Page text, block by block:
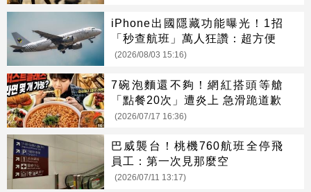
iPhone出國隱藏功能曝光！1招
「秒查航班」萬人狂讚：超方便
(2026/08/03 15:16)
7碗泡麵還不夠！網紅搭頭等艙
「點餐20次」遭炎上 急滑跪道歉
(2026/07/17 16:36)
巴威襲台！桃機760航班全停飛
員工：第一次見那麼空
(2026/07/11 13:17)